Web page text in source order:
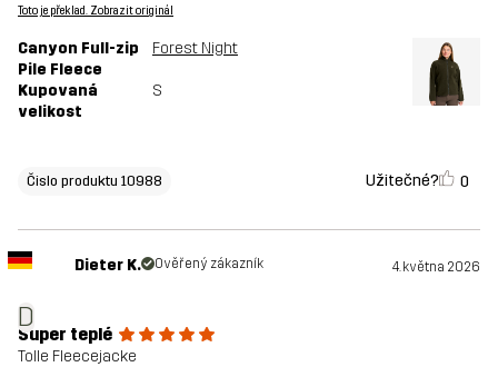
Toto je překlad. Zobrazit originál
Canyon Full-zip
Pile Fleece
Forest Night
Kupovaná
velikost
S
Čislo produktu 10988 Užitečné? 0
D
Dieter K. Ověřený zákazník 4. května 2026
Super teplé
Tolle Fleecejacke